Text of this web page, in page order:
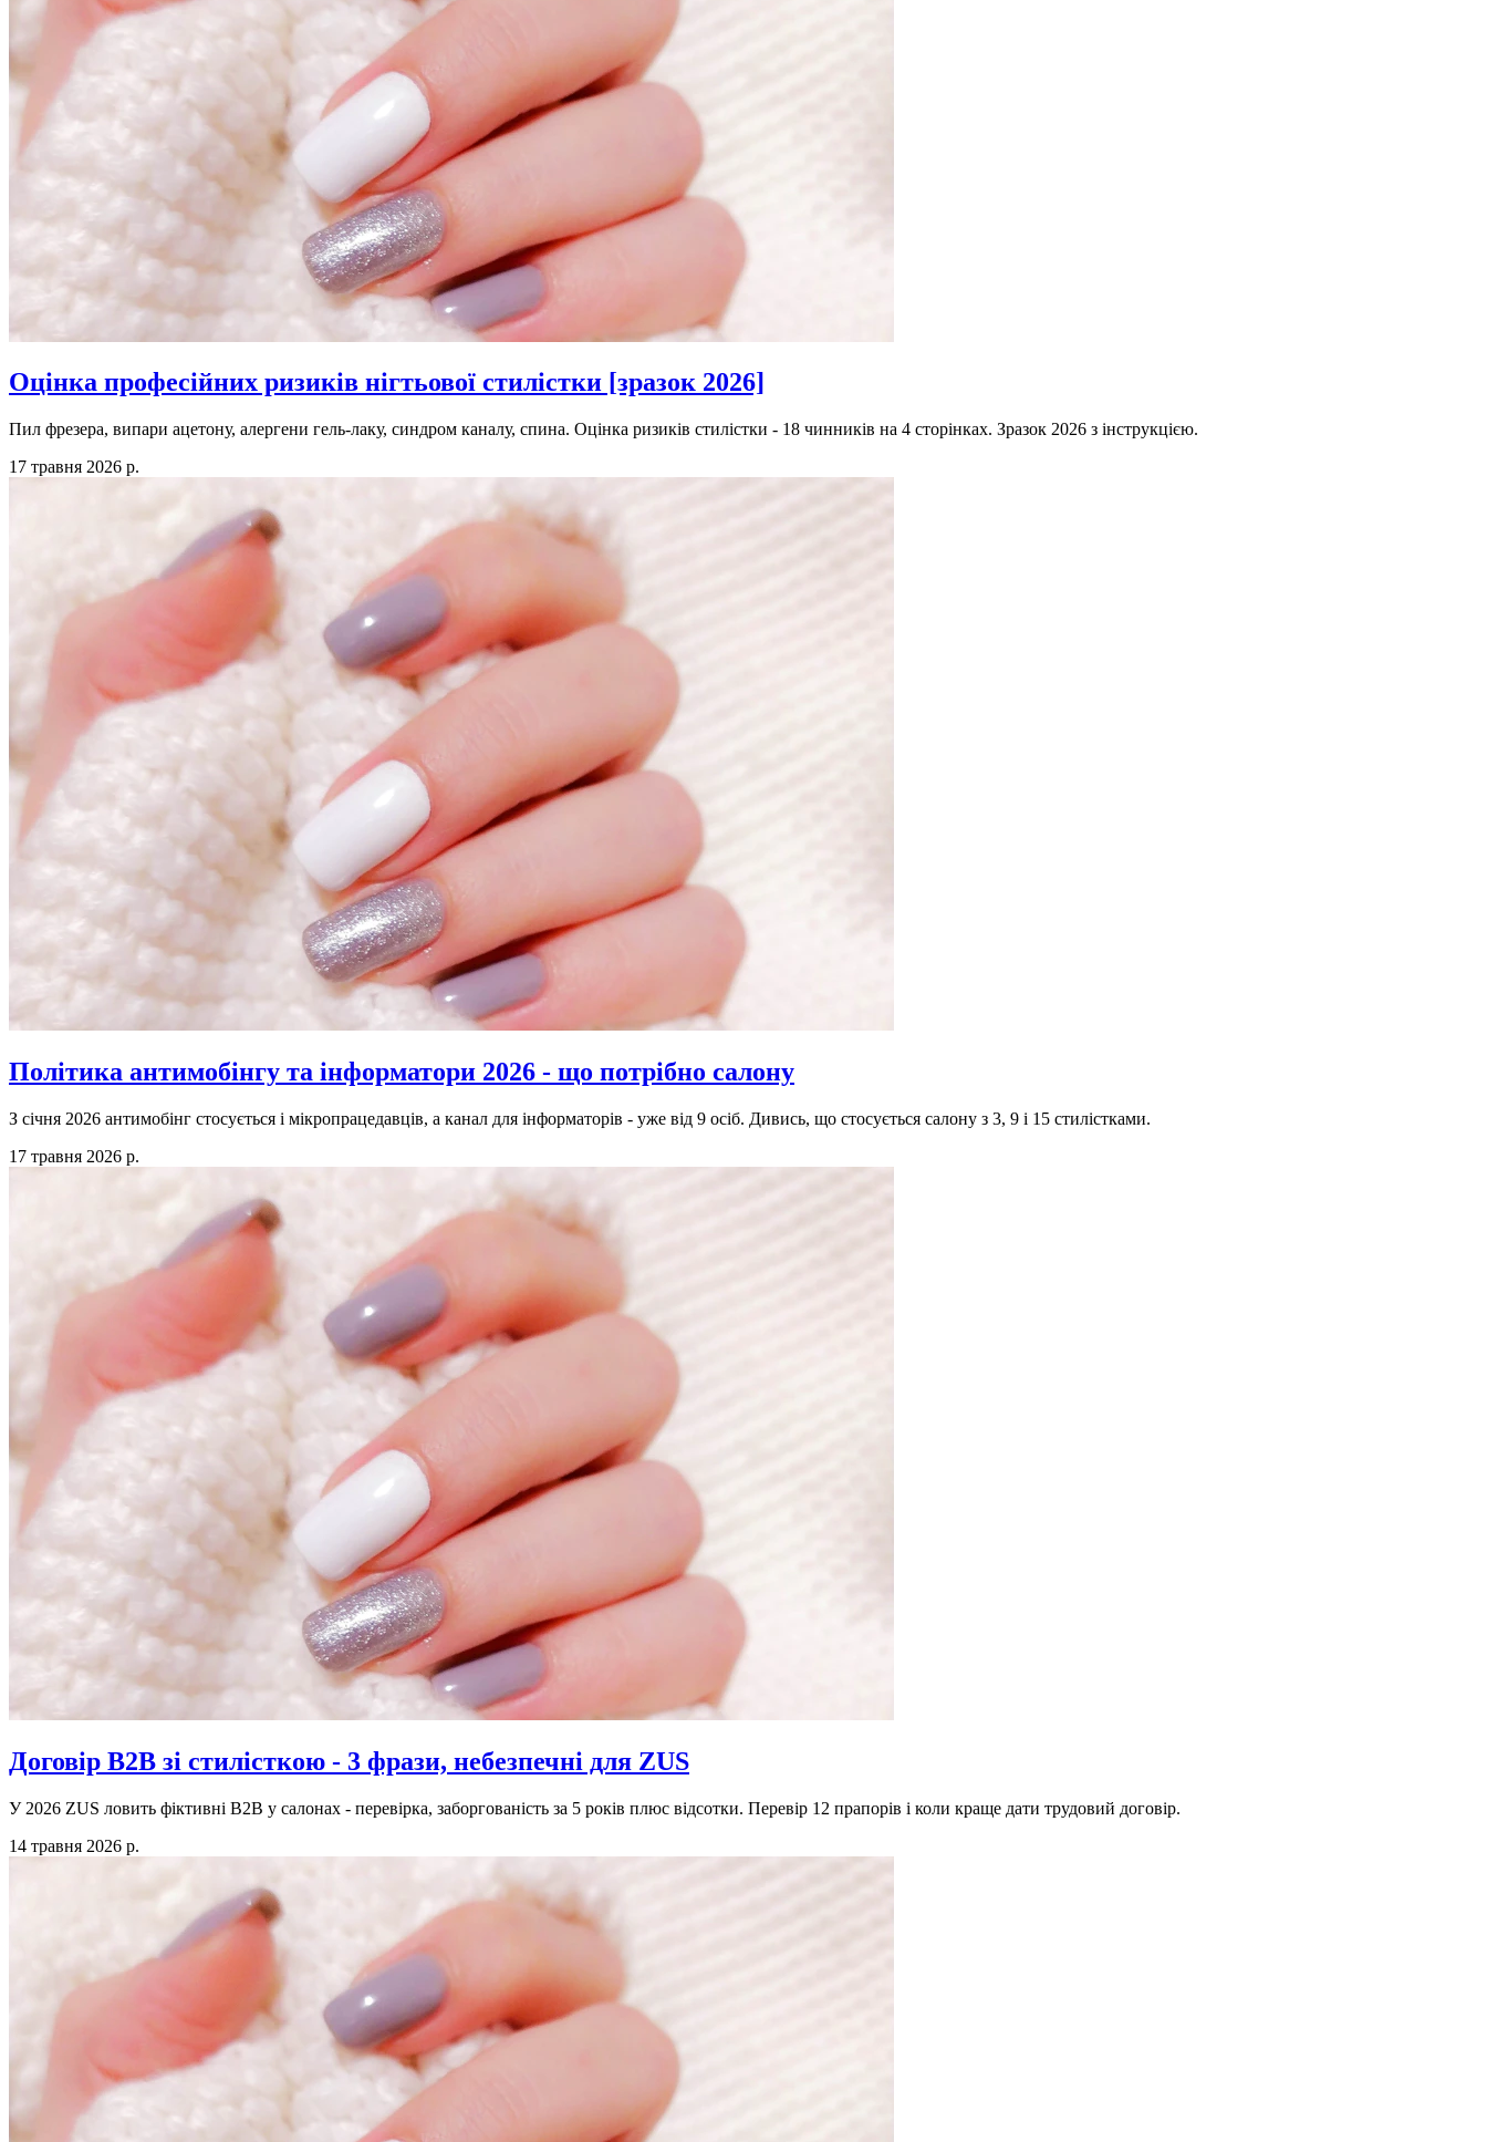
Оцінка професійних ризиків нігтьової стилістки [зразок 2026]
Пил фрезера, випари ацетону, алергени гель-лаку, синдром каналу, спина. Оцінка ризиків стилістки - 18 чинників на 4 сторінках. Зразок 2026 з інструкцією.
17 травня 2026 р.
Політика антимобінгу та інформатори 2026 - що потрібно салону
З січня 2026 антимобінг стосується і мікропрацедавців, а канал для інформаторів - уже від 9 осіб. Дивись, що стосується салону з 3, 9 і 15 стилістками.
17 травня 2026 р.
Договір B2B зі стилісткою - 3 фрази, небезпечні для ZUS
У 2026 ZUS ловить фіктивні B2B у салонах - перевірка, заборгованість за 5 років плюс відсотки. Перевір 12 прапорів і коли краще дати трудовий договір.
14 травня 2026 р.